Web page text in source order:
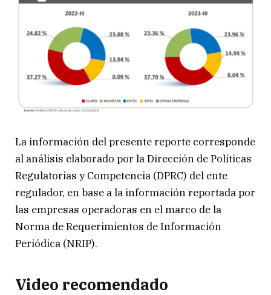
La información del presente reporte corresponde
al análisis elaborado por la Dirección de Políticas
Regulatorias y Competencia (DPRC) del ente
regulador, en base a la información reportada por
las empresas operadoras en el marco de la
Norma de Requerimientos de Información
Periódica (NRIP).
Video recomendado